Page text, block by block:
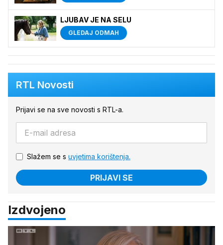
LJUBAV JE NA SELU
GLEDAJ ODMAH
RTL Novosti
Prijavi se na sve novosti s RTL-a.
Slažem se s uvjetima korištenja.
PRIJAVI SE
Izdvojeno